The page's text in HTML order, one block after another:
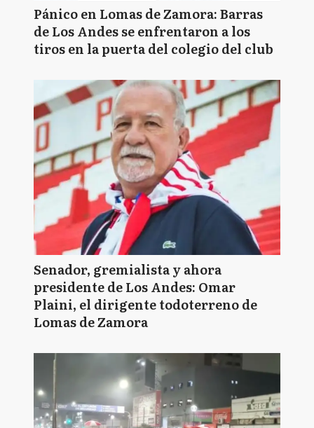
Pánico en Lomas de Zamora: Barras
de Los Andes se enfrentaron a los
tiros en la puerta del colegio del club
Senador, gremialista y ahora
presidente de Los Andes: Omar
Plaini, el dirigente todoterreno de
Lomas de Zamora